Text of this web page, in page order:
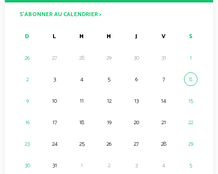
S’ABONNER AU CALENDRIER >
D L M M J V S
26 27 28 29 30 31 1
2 3 4 5 6 7 8
9 10 11 12 13 14 15
16 17 18 19 20 21 22
23 24 25 26 27 28 29
30 31 1 2 3 4 5